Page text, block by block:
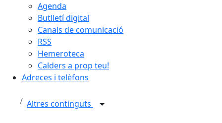
Agenda
Butlletí digital
Canals de comunicació
RSS
Hemeroteca
Calders a prop teu!
Adreces i telèfons
Altres continguts